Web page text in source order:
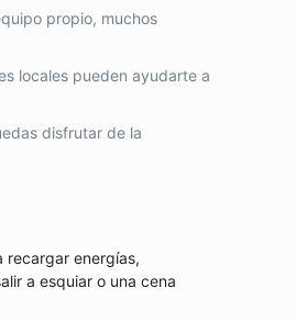
propio, muchos
locales pueden ayudarte a
disfrutar de la
recargar energías,
a esquiar o una cena